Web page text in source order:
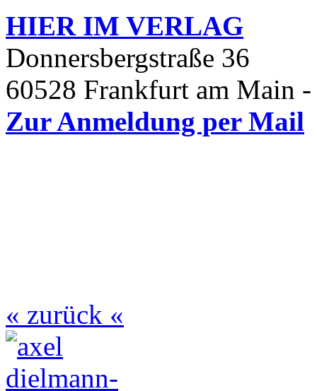
HIER IM VERLAG
Donnersbergstraße 36
60528 Frankfurt am Main
Zur Anmeldung per Mail
« zurück «